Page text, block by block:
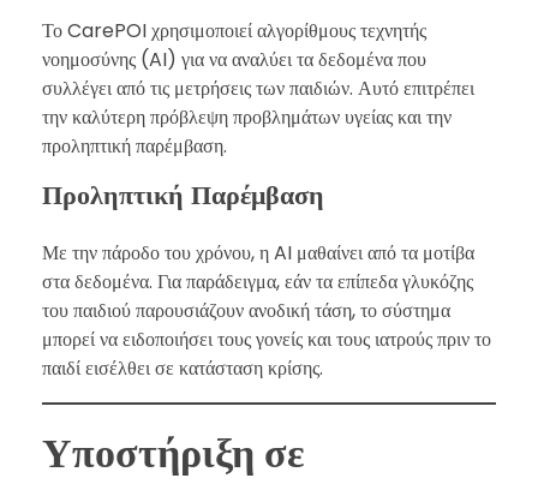
Το CarePOI χρησιμοποιεί αλγορίθμους τεχνητής
νοημοσύνης (AI) για να αναλύει τα δεδομένα που
συλλέγει από τις μετρήσεις των παιδιών. Αυτό επιτρέπει
την καλύτερη πρόβλεψη προβλημάτων υγείας και την
προληπτική παρέμβαση.
Προληπτική Παρέμβαση
Με την πάροδο του χρόνου, η AI μαθαίνει από τα μοτίβα
στα δεδομένα. Για παράδειγμα, εάν τα επίπεδα γλυκόζης
του παιδιού παρουσιάζουν ανοδική τάση, το σύστημα
μπορεί να ειδοποιήσει τους γονείς και τους ιατρούς πριν το
παιδί εισέλθει σε κατάσταση κρίσης.
Υποστήριξη σε